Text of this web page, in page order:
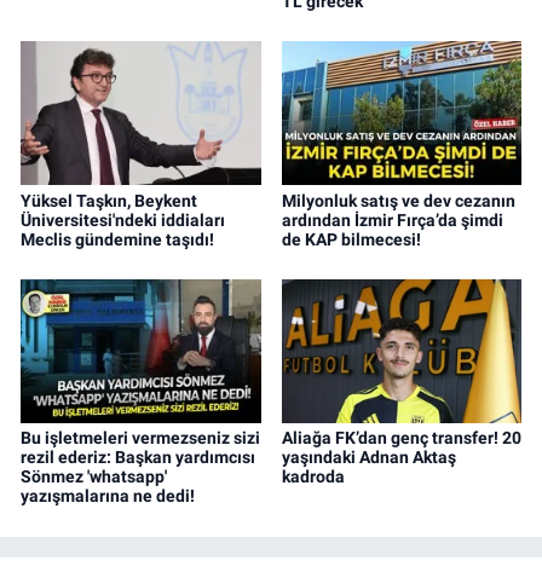
Yüksel Taşkın, Beykent
Üniversitesi'ndeki iddiaları
Meclis gündemine taşıdı!
Milyonluk satış ve dev cezanın
ardından İzmir Fırça’da şimdi
de KAP bilmecesi!
Bu işletmeleri vermezseniz sizi
rezil ederiz: Başkan yardımcısı
Sönmez 'whatsapp'
yazışmalarına ne dedi!
Aliağa FK’dan genç transfer! 20
yaşındaki Adnan Aktaş
kadroda